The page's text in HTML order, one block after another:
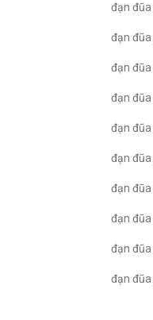
đạn đũa
đạn đũa
đạn đũa
đạn đũa
đạn đũa
đạn đũa
đạn đũa
đạn đũa
đạn đũa
đạn đũa